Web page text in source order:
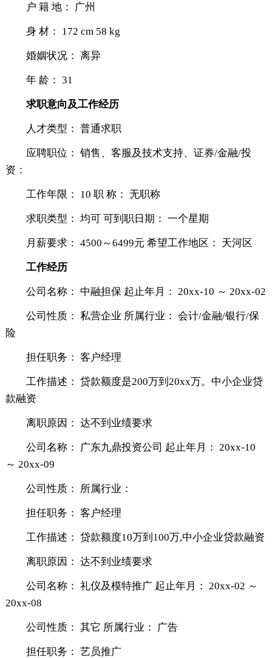
户 籍 地： 广州
身 材： 172 cm 58 kg
婚姻状况： 离异
年 龄： 31
求职意向及工作经历
人才类型： 普通求职
应聘职位： 销售、客服及技术支持、证券/金融/投
资：
工作年限： 10 职 称： 无职称
求职类型： 均可 可到职日期： 一个星期
月薪要求： 4500～6499元 希望工作地区： 天河区
工作经历
公司名称： 中融担保 起止年月： 20xx-10 ～ 20xx-02
公司性质： 私营企业 所属行业： 会计/金融/银行/保
险
担任职务： 客户经理
工作描述： 贷款额度是200万到20xx万。中小企业贷
款融资
离职原因： 达不到业绩要求
公司名称： 广东九鼎投资公司 起止年月： 20xx-10
～ 20xx-09
公司性质： 所属行业：
担任职务： 客户经理
工作描述： 贷款额度10万到100万,中小企业贷款融资
离职原因： 达不到业绩要求
公司名称： 礼仪及模特推广 起止年月： 20xx-02 ～
20xx-08
公司性质： 其它 所属行业： 广告
担任职务： 艺员推广